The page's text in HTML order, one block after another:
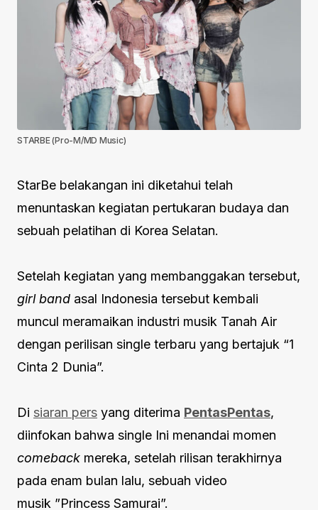
STARBE (Pro-M/MD Music)
StarBe belakangan ini diketahui telah
menuntaskan kegiatan pertukaran budaya dan
sebuah pelatihan di Korea Selatan.
Setelah kegiatan yang membanggakan tersebut,
girl band asal Indonesia tersebut kembali
muncul meramaikan industri musik Tanah Air
dengan perilisan single terbaru yang bertajuk “1
Cinta 2 Dunia”.
Di siaran pers yang diterima PentasPentas,
diinfokan bahwa single Ini menandai momen
comeback mereka, setelah rilisan terakhirnya
pada enam bulan lalu, sebuah video
musik ”Princess Samurai”.